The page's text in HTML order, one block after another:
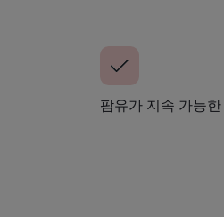
팜유가 지속 가능